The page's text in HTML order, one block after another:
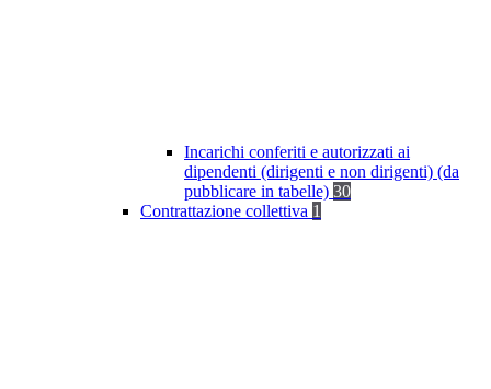
Incarichi conferiti e autorizzati ai
dipendenti (dirigenti e non dirigenti) (da
pubblicare in tabelle) 30
Contrattazione collettiva 1